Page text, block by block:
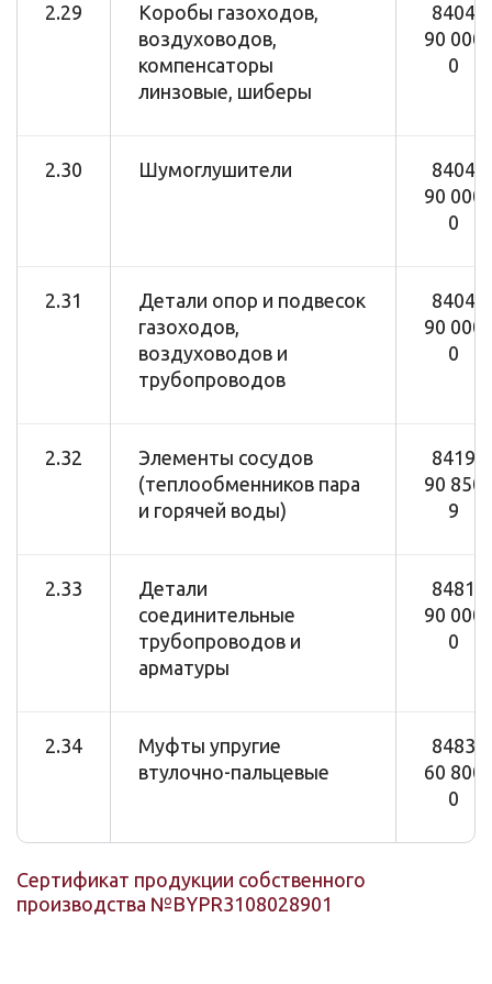
2.29
Коробы газоходов,
воздуховодов,
компенсаторы
линзовые, шиберы
8404
90 000
0
2.30 Шумоглушители
8404
90 000
0
2.31
Детали опор и подвесок
газоходов,
воздуховодов и
трубопроводов
8404
90 000
0
2.32
Элементы сосудов
(теплообменников пара
и горячей воды)
8419
90 850
9
2.33
Детали
соединительные
трубопроводов и
арматуры
8481
90 000
0
2.34
Муфты упругие
втулочно-пальцевые
8483
60 800
0
Сертификат продукции собственного
производства №BYPR3108028901